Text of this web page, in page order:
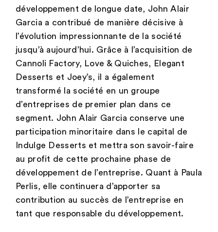
développement de longue date, John Alair
Garcia a contribué de manière décisive à
l’évolution impressionnante de la société
jusqu’à aujourd’hui. Grâce à l’acquisition de
Cannoli Factory, Love & Quiches, Elegant
Desserts et Joey’s, il a également
transformé la société en un groupe
d’entreprises de premier plan dans ce
segment. John Alair Garcia conserve une
participation minoritaire dans le capital de
Indulge Desserts et mettra son savoir-faire
au profit de cette prochaine phase de
développement de l’entreprise. Quant à Paula
Perlis, elle continuera d’apporter sa
contribution au succès de l’entreprise en
tant que responsable du développement.